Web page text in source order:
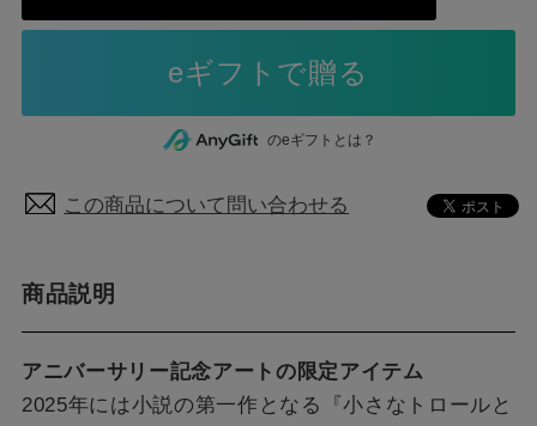
のeギフトとは？
この商品について問い合わせる
商品説明
アニバーサリー記念アートの限定アイテム
2025年には小説の第一作となる『小さなトロールと